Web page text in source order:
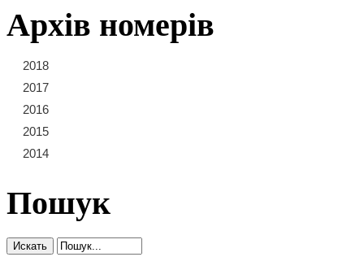
Архів номерів
2018
2017
2016
2015
2014
Пошук